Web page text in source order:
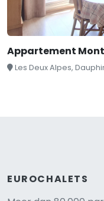
Appartement
Les Deux Alpes,
EUROCHALETS